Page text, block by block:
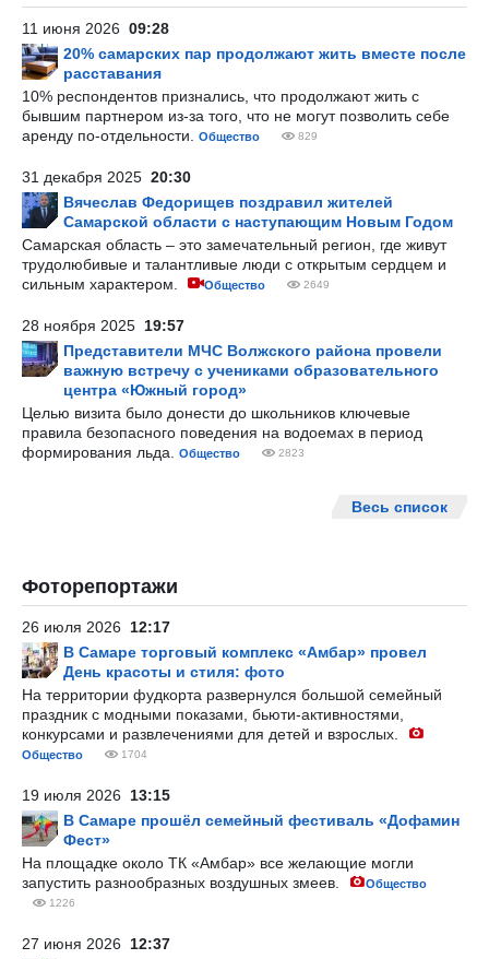
11 июня 2026 09:28
20% самарских пар продолжают жить вместе после
расставания
10% респондентов признались, что продолжают жить с
бывшим партнером из-за того, что не могут позволить себе
аренду по-отдельности.
Общество 829
31 декабря 2025 20:30
Вячеслав Федорищев поздравил жителей
Самарской области с наступающим Новым Годом
Самарская область – это замечательный регион, где живут
трудолюбивые и талантливые люди с открытым сердцем и
сильным характером.
Общество 2649
28 ноября 2025 19:57
Представители МЧС Волжского района провели
важную встречу с учениками образовательного
центра «Южный город»
Целью визита было донести до школьников ключевые
правила безопасного поведения на водоемах в период
формирования льда.
Общество 2823
Весь список
Фоторепортажи
26 июля 2026 12:17
В Самаре торговый комплекс «Амбар» провел
День красоты и стиля: фото
На территории фудкорта развернулся большой семейный
праздник с модными показами, бьюти-активностями,
конкурсами и развлечениями для детей и взрослых.
Общество 1704
19 июля 2026 13:15
В Самаре прошёл семейный фестиваль «Дофамин
Фест»
На площадке около ТК «Амбар» все желающие могли
запустить разнообразных воздушных змеев.
Общество
1226
27 июня 2026 12:37